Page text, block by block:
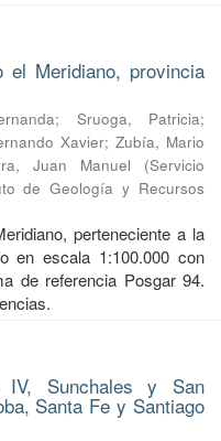
el Meridiano, provincia
; Sruoga, Patricia;
Xavier;Zubía, Mario
Juan Manuel (Servicio
de Geología y Recursos
perteneciente a la
en escala 1:100.000 con
de referencia Posgar 94.
IV, Sunchales y San
Santa Fe y Santiago